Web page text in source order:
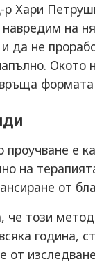
Хари
на
да не
Окото
формата
проучване е
на
от
че този
година,
от